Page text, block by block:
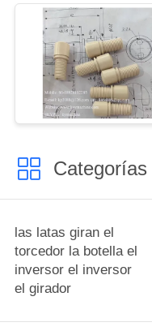
las latas giran el
torcedor la botella el
inversor el inversor
el girador